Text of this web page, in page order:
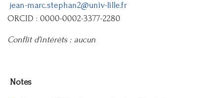
jean-marc.stephan2@univ-lille.fr
ORCID : 0000-0002-3377-2280
Conflit d’intérêts : aucun
Notes